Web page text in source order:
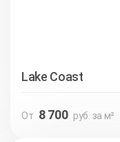
Lake Coast
От 8 700 руб. за м²